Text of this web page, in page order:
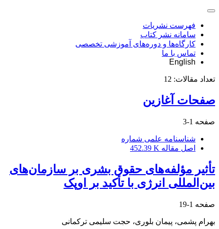
فهرست نشریات
سامانه نشر کتاب
کارگاه‌ها و دوره‌های آموزشی تخصصی
تماس با ما
English
تعداد مقالات: 12
صفحات آغازین
صفحه 1-3
شناسنامه علمی شماره
اصل مقاله 452.39 K
تأثیر مؤلفه‌های حقوق بشری بر سازمان‌های
بین‌المللی انرژی با تأکید بر اوپک
صفحه 1-19
بهرام پشمی، پیمان بلوری، حجت سلیمی ترکمانی